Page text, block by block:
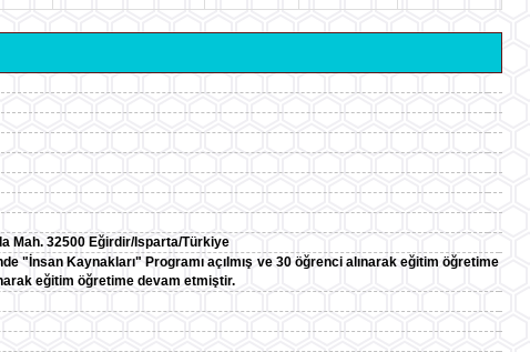
Mah. 32500 Eğirdir/Isparta/Türkiye
"İnsan Kaynakları" Programı açılmış ve 30 öğrenci alınarak eğitim öğretime
eğitim öğretime devam etmiştir.